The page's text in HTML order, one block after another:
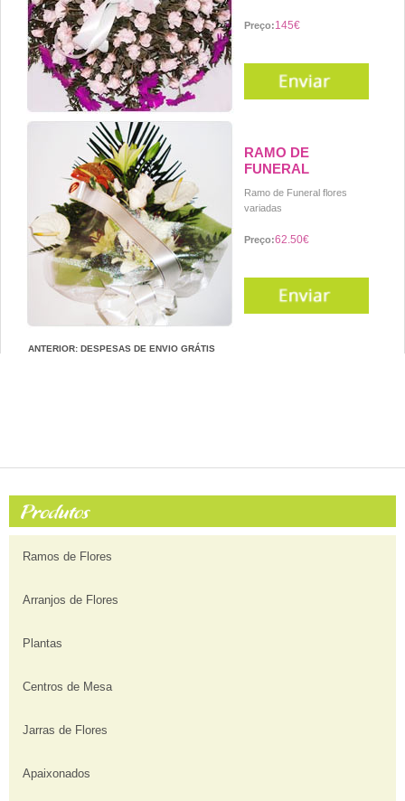
Preço:145€
RAMO DE
FUNERAL
Ramo de Funeral flores
variadas
Preço:62.50€
ANTERIOR: DESPESAS DE ENVIO GRÁTIS
Ramos de Flores
Arranjos de Flores
Plantas
Centros de Mesa
Jarras de Flores
Apaixonados